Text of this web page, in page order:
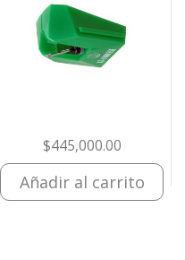
$445,000.00
Añadir al carrito